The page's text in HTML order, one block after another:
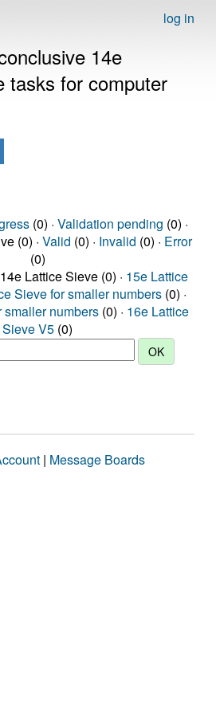
log in
14e
tasks for computer
(0) · Validation pending (0) ·
(0) · Valid (0) · Invalid (0) · Error
(0)
14e Lattice Sieve (0) · 15e Lattice
Sieve for smaller numbers (0) ·
smaller numbers (0) · 16e Lattice
Sieve V5 (0)
| Message Boards